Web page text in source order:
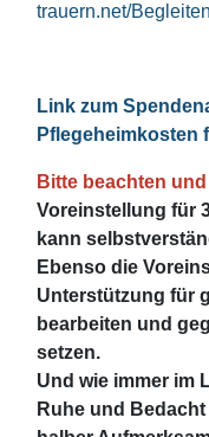
trauern.net/
Link zum
Pflegeheimkosten
Bitte beachten
Voreinstellung für
kann
Ebenso die
Unterstützung für
bearbeiten und
setzen.
Und wie immer im
Ruhe und